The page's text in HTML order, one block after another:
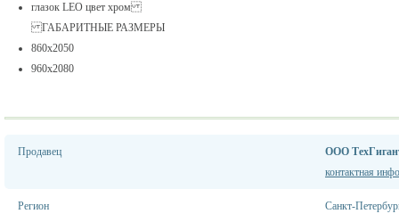
глазок LEO цвет хром
ГАБАРИТНЫЕ РАЗМЕРЫ
860х2050
960х2080
Продавец
ООО
контактная
Регион Санкт-